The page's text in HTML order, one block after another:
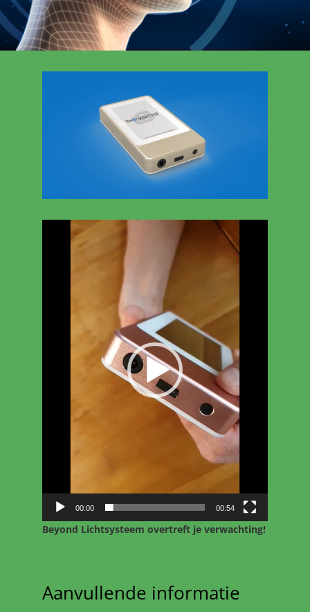
Videospeler
00:00 00:54
Beyond Lichtsysteem overtreft je verwachting!
Aanvullende informatie